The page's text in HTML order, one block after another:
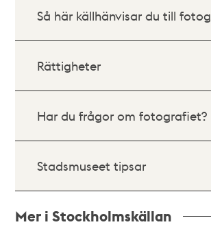
Så här källhänvisar du till
Rättigheter
Har du frågor om fotografiet?
Stadsmuseet tipsar
Mer i Stockholmskällan